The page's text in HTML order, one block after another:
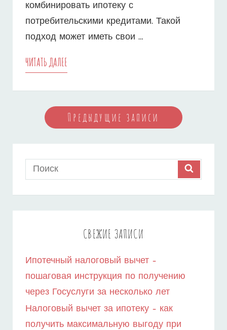
комбинировать ипотеку с
потребительскими кредитами. Такой
подход может иметь свои …
ЧИТАТЬ ДАЛЕЕ
КРЕДИТОМ
РИСКИ
И
СОВЕТЫ
УСПЕШНОМУ
ПОЛУЧЕНИЮ
Навигация
Предыдущие записи
Search
for:
СВЕЖИЕ ЗАПИСИ
Ипотечный налоговый вычет –
пошаговая инструкция по получению
через Госуслуги за несколько лет
Налоговый вычет за ипотеку – как
получить максимальную выгоду при